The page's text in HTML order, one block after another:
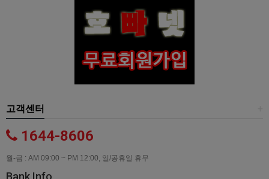
고객센터
1644-8606
월-금 : AM 09:00 ~ PM 12:00, 일/공휴일 휴무
Bank Info